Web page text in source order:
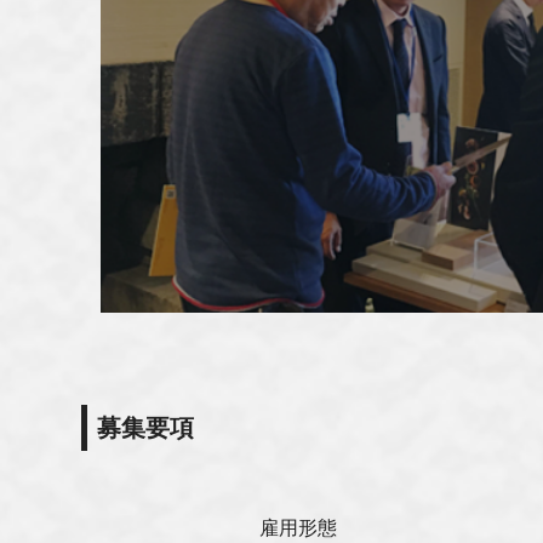
募集要項
雇用形態